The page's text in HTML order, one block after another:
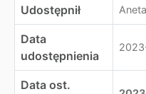
Udostępnił
Data
udostępnienia
Data ost.